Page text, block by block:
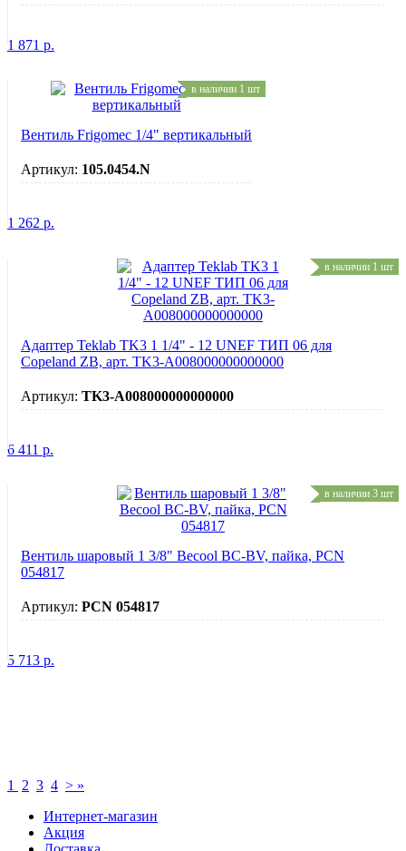
1 871 р.
в наличии 1 шт
Вентиль Frigomec 1/4" вертикальный
Артикул: 105.0454.N
1 262 р.
в наличии 1 шт
Адаптер Teklab TK3 1 1/4" - 12 UNEF ТИП 06 для
Copeland ZB, арт. TK3-A008000000000000
Артикул: TK3-A008000000000000
6 411 р.
в наличии 3 шт
Вентиль шаровый 1 3/8" Becool BC-BV, пайка, PCN
054817
Артикул: PCN 054817
5 713 р.
1 2 3 4 > »
Интернет-магазин
Акция